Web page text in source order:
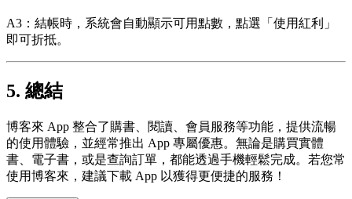
A3：結帳時，系統會自動顯示可用點數，點選「使用紅利」
即可折抵。
5. 總結
博客來 App 整合了購書、閱讀、會員服務等功能，提供流暢
的使用體驗，並經常推出 App 專屬優惠。無論是購買實體
書、電子書，或是查詢訂單，都能透過手機輕鬆完成。若您常
使用博客來，建議下載 App 以獲得更便捷的服務！